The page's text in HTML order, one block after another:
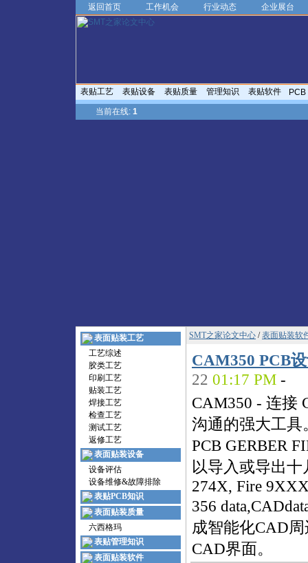
返回首页 工作机会 行业动态 企业展台
表贴工艺 表贴设备 表贴质量 管理知识 表贴软件
PCB
当前在线: 1
表面贴装工艺
工艺综述
胶类工艺
印刷工艺
贴装工艺
焊接工艺
检查工艺
测试工艺
返修工艺
表面贴装设备
设备评估
设备维修&故障排除
表贴PCB知识
表面贴装质量
六西格玛
表贴管理知识
表面贴装软件
SMT之家论文中心 /表面贴装软
CAM350 PCB
22 01:17 PM -
CAM350 - 连接
沟通的强大工
PCB GERBER
以导入或导出十
274X, Fire
356
成智能化CAD
CAD界面。